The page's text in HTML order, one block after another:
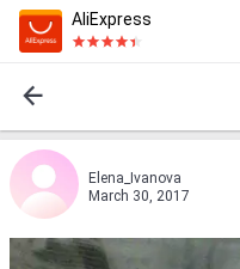
AliExpress
Elena_Ivanova
March 30, 2017